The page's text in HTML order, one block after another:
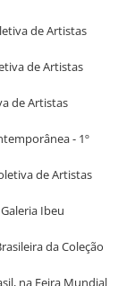
de Artistas
de Artistas
de Artistas
- 1º
de Artistas
Ibeu
da Coleção
na Feira Mundial